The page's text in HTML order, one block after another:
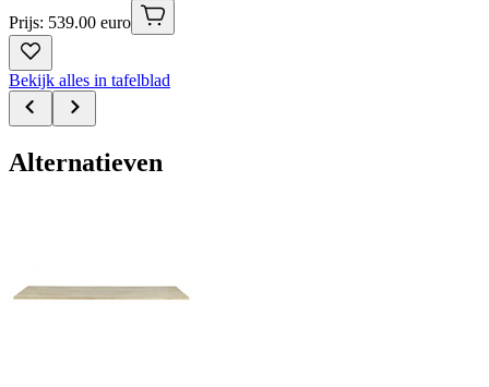
Prijs: 539.00 euro
Bekijk alles in tafelblad
Alternatieven